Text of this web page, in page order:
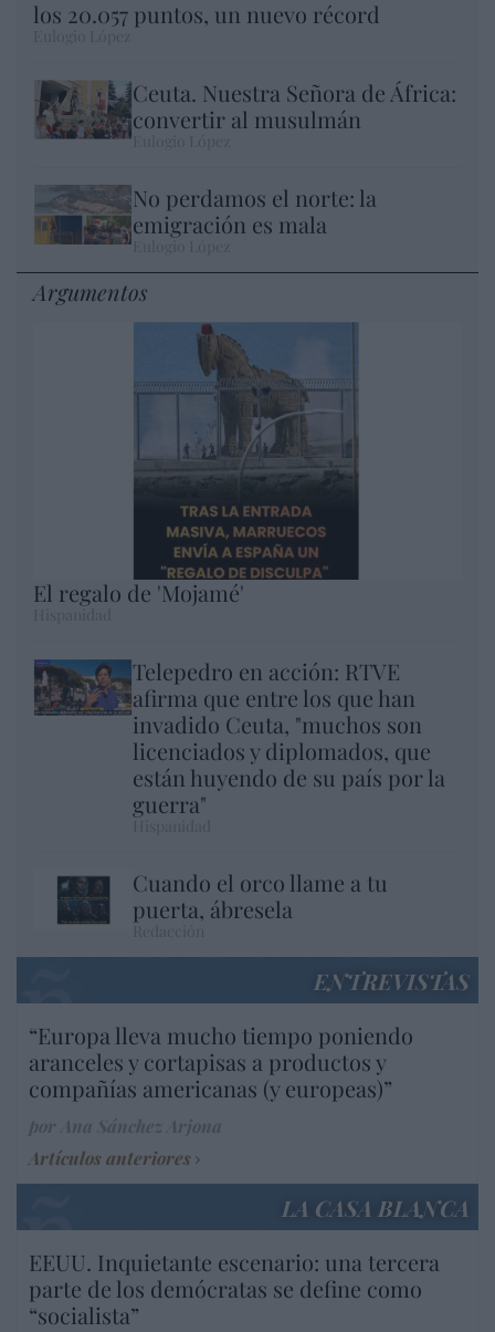
los 20.057 puntos, un nuevo récord
Ceuta. Nuestra Señora de África:
convertir al musulmán
No perdamos el norte: la
emigración es mala
Argumentos
El regalo de 'Mojamé'
Telepedro en acción: RTVE
afirma que entre los que han
invadido Ceuta, "muchos son
licenciados y diplomados, que
están huyendo de su país por la
guerra"
Cuando el orco llame a tu
puerta, ábresela
ENTREVISTAS
“Europa lleva mucho tiempo poniendo
aranceles y cortapisas a productos y
compañías americanas (y europeas)”
Artículos anteriores
LA CASA BLANCA
EEUU. Inquietante escenario: una tercera
parte de los demócratas se define como
“socialista”